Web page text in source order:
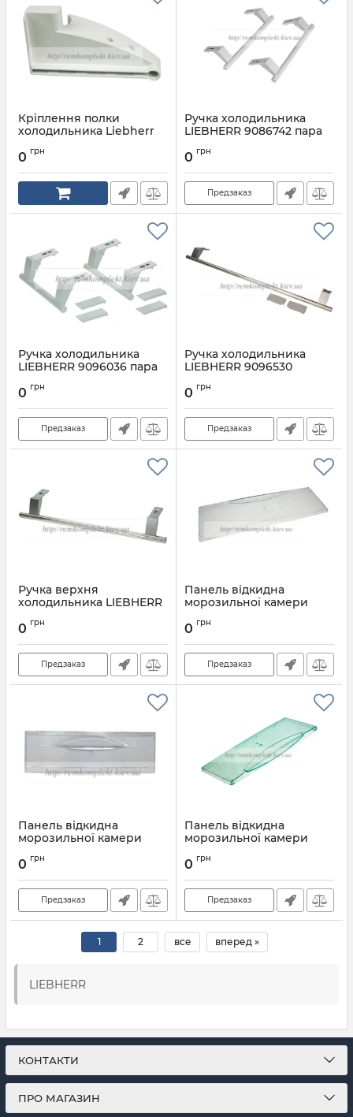
Кріплення полки
холодильника Liebherr
Артикул:
0 грн
Ручка холодильника
LIEBHERR 9086742 пара
0 грн
Предзаказ
Ручка холодильника
LIEBHERR 9096036 пара
0 грн
Предзаказ
Ручка холодильника
LIEBHERR 9096530
0 грн
Предзаказ
Ручка верхня
холодильника LIEBHERR
Артикул:
0 грн
Предзаказ
Панель відкидна
морозильної камери
7402095
Артикул: 7402095
0 грн
Предзаказ
Панель відкидна
морозильної камери
7402463
Артикул: 7402463
0 грн
Предзаказ
Панель відкидна
морозильної камери
9791356
Артикул: 9791356
0 грн
Предзаказ
1 2 все вперед »
LIEBHERR
КОНТАКТИ
ПРО МАГАЗИН